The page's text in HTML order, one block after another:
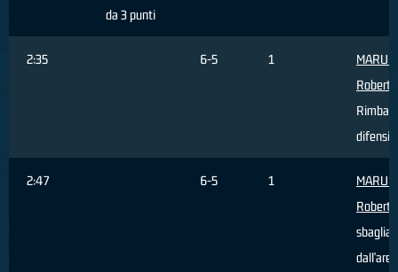
da 3 punti
2:35 6-5 1
Roberto
2:47 6-5 1
Roberto
dall'area